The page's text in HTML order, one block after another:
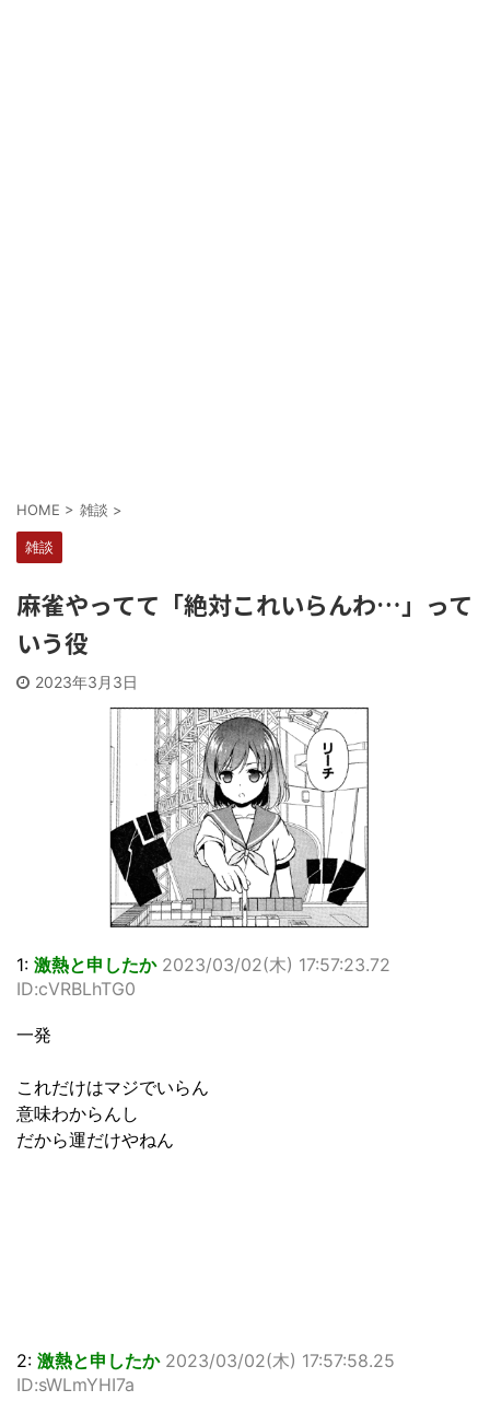
HOME > 雑談 >
雑談
麻雀やってて「絶対これいらんわ…」って
いう役
2023年3月3日
1: 激熱と申したか 2023/03/02(木) 17:57:23.72
ID:cVRBLhTG0
一発
これだけはマジでいらん
意味わからんし
だから運だけやねん
2: 激熱と申したか 2023/03/02(木) 17:57:58.25
ID:sWLmYHI7a